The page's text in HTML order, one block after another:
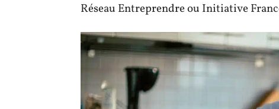
Réseau Entreprendre ou Initiative